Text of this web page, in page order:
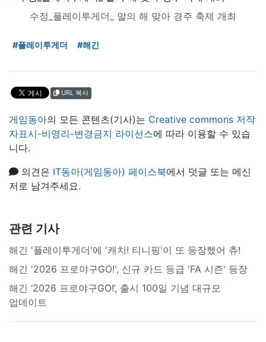
수정_플레이투게더_ 말의 해 맞아 경주 축제 개최
#플레이투게더 #해긴
URL 복사
게임동아의 모든 콘텐츠(기사)는 Creative commons 저작
자표시-비영리-변경금지 라이선스에 따라 이용할 수 있습
니다.
의견은 IT동아(게임동아) 페이스북에서 덧글 또는 메신
저로 남겨주세요.
관련 기사
해긴 '플레이투게더'에 '캐치! 티니핑'이 또 등장했어 츄!
해긴 '2026 프로야구GO!', 신규 카드 등급 'FA 시즌' 등장
해긴 ‘2026 프로야구GO!’, 출시 100일 기념 대규모
업데이트